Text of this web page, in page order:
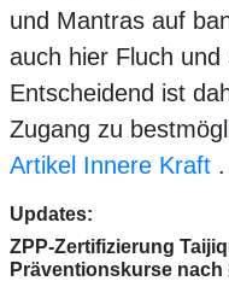
und Mantras auf
auch hier Fluch und
Entscheidend ist
Zugang zu
Artikel Innere Kraft .
Updates:
ZPP-Zertifizierung
Präventionskurse nach